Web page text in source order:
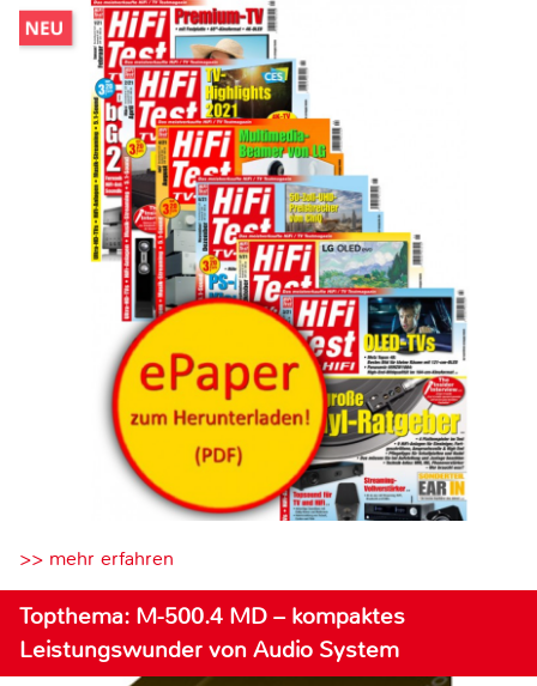
>> mehr erfahren
Topthema: M-500.4 MD – kompaktes
Leistungswunder von Audio System